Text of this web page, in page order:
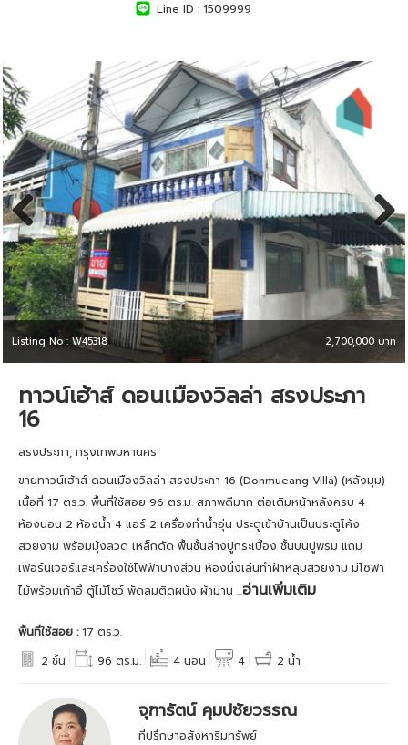
Line ID : 1509999
Previous Next
Listing No : W45318 2,700,000 บาท
ทาวน์เฮ้าส์ ดอนเมืองวิลล่า สรงประภา
16
สรงประภา, กรุงเทพมหานคร
ขายทาวน์เฮ้าส์ ดอนเมืองวิลล่า สรงประภา 16 (Donmueang Villa) (หลังมุม)
เนื้อที่ 17 ตร.ว. พื้นที่ใช้สอย 96 ตร.ม. สภาพดีมาก ต่อเติมหน้าหลังครบ 4
ห้องนอน 2 ห้องน้ำ 4 แอร์ 2 เครื่องทำน้ำอุ่น ประตูเข้าบ้านเป็นประตูโค้ง
สวยงาม พร้อมมุ้งลวด เหล็กดัด พื้นชั้นล่างปูกระเบื้อง ชั้นบนปูพรม แถม
เฟอร์นิเจอร์และเครื่องใช้ไฟฟ้าบางส่วน ห้องนั่งเล่นทำฝ้าหลุมสวยงาม มีโซฟา
ไม้พร้อมเก้าอี้ ตู้ไม้โชว์ พัดลมติดผนัง ผ้าม่าน ...อ่านเพิ่มเติม
พื้นที่ใช้สอย :17 ตร.ว.
2 ชั้น
96 ตร.ม. 4 นอน 4 2 น้ำ
จุฑารัตน์ คุมปชัยวรรณ
ที่ปรึกษาอสังหาริมทรัพย์